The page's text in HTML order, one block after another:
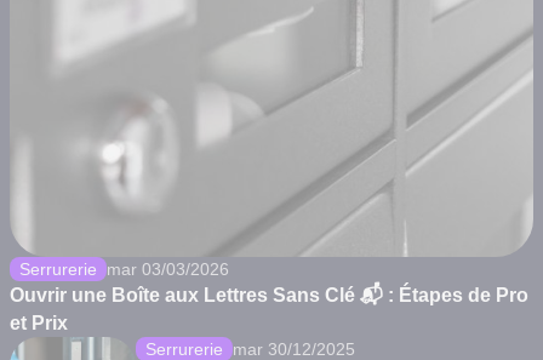
Serrurerie mar 03/03/2026
Ouvrir une Boîte aux Lettres Sans Clé 📬 : Étapes de Pro
et Prix
Serrurerie mar 30/12/2025